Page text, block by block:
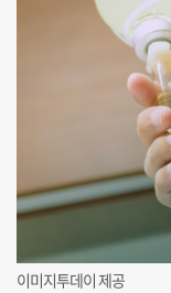
이미지투데이 제공